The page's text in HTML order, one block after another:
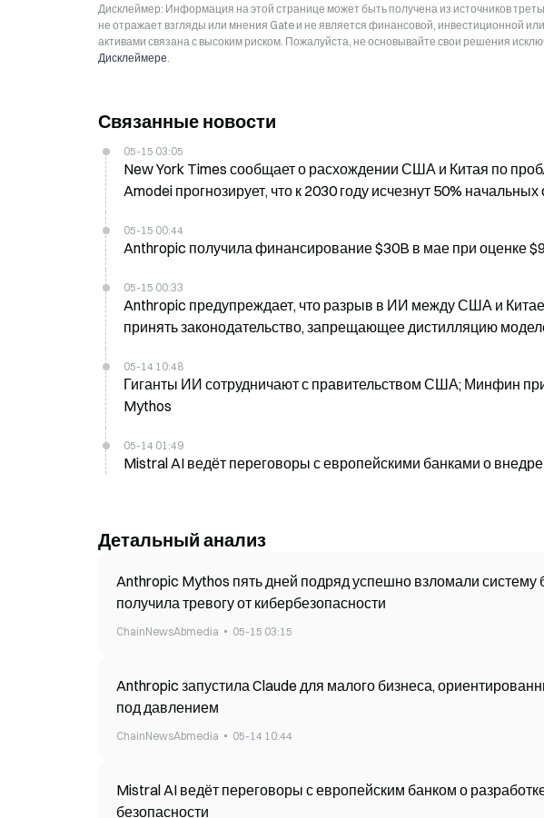
Дисклеймер: Информация на этой странице может быть получена из источников
не отражает взгляды или мнения Gate и не является финансовой, инвестиционной
активами связана с высоким риском. Пожалуйста, не основывайте свои решения
Дисклеймере.
Связанные новости
05-15 03:05
New York Times сообщает о расхождении США и Китая по
Amodei прогнозирует, что к 2030 году исчезнут 50%
05-15 00:44
Anthropic получила финансирование $30B в мае при
05-15 00:33
Anthropic предупреждает, что разрыв в ИИ между США и
принять законодательство, запрещающее дистилляцию
05-14 10:48
Гиганты ИИ сотрудничают с правительством США; Минфин
Mythos
05-14 01:49
Mistral AI ведёт переговоры с европейскими банками о
Детальный анализ
Anthropic Mythos пять дней подряд успешно взломали систему
получила тревогу от кибербезопасности
ChainNewsAbmedia 05-15 03:15
Anthropic запустила Claude для малого бизнеса,
под давлением
ChainNewsAbmedia 05-14 10:44
Mistral AI ведёт переговоры с европейским банком о
безопасности